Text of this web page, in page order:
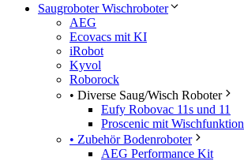
Saugroboter Wischroboter
AEG
Ecovacs mit KI
iRobot
Kyvol
Roborock
• Diverse Saug/Wisch Roboter
Eufy Robovac 11s und 11
Proscenic mit Wischfunktion
• Zubehör Bodenroboter
AEG Performance Kit